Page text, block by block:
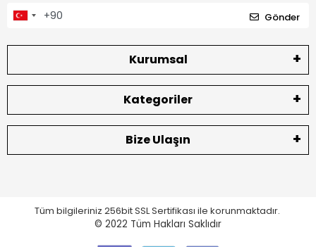
Gönder
Kurumsal
Kategoriler
Bize Ulaşın
Tüm bilgileriniz 256bit SSL Sertifikası ile korunmaktadır.
© 2022 Tüm Hakları Saklıdır